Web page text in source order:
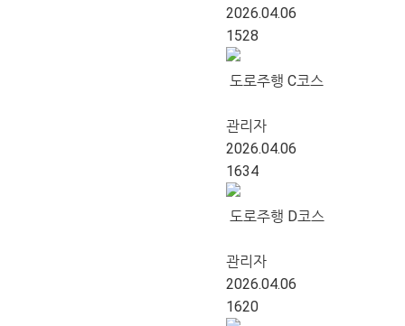
2026.04.06
1528
도로주행 C코스
관리자
2026.04.06
1634
도로주행 D코스
관리자
2026.04.06
1620